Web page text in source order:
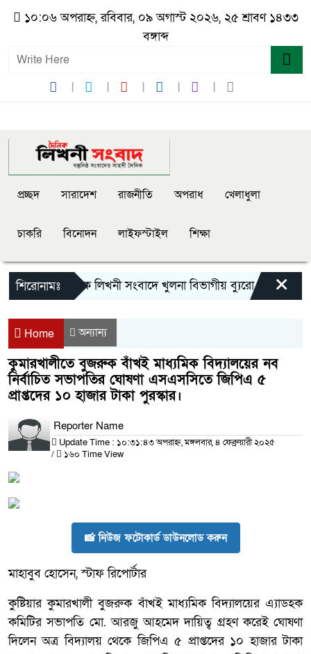
১০:০৬ অপরাহ্ন, রবিবার, ০৯ অগাস্ট ২০২৬, ২৫ শ্রাবণ ১৪৩৩
বঙ্গাব্দ
প্রচ্ছদ সারাদেশ রাজনীতি অপরাধ খেলাধুলা
চাকরি বিনোদন লাইফস্টাইল শিক্ষা
শিরোনামঃদৈনিক লিখনী সংবাদে খুলনা বিভাগীয় ব্যুরো প্রধান×
Home অন্যান্য
কুমারখালীতে বুজরুক বাঁখই মাধ্যমিক বিদ্যালয়ের নব
নির্বাচিত সভাপতির ঘোষণা এসএসসিতে জিপিএ ৫
প্রাপ্তদের ১০ হাজার টাকা পুরস্কার।
Reporter Name
Update Time : ১০:৩১:৪৩ অপরাহ্ন, মঙ্গলবার, ৪ ফেব্রুয়ারী ২০২৫
/
১৬০ Time View
📸 নিউজ ফটোকার্ড ডাউনলোড করুন
মাহাবুব হোসেন, স্টাফ রিপোর্টার
কুষ্টিয়ার কুমারখালী বুজরুক বাঁখই মাধ্যমিক বিদ্যালয়ের এ্যাডহক
কমিটির সভাপতি মো. আরজু আহমেদ দায়িত্ব গ্রহণ করেই ঘোষণা
দিলেন অত্র বিদ্যালয় থেকে জিপিএ ৫ প্রাপ্তদের ১০ হাজার টাকা